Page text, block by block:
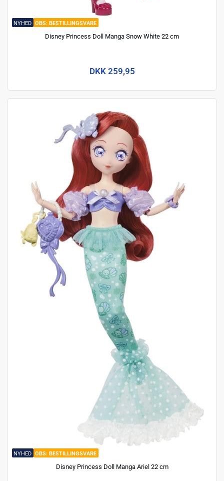
NYHED BESTILLINGSVARE
Disney Princess Doll Manga Snow White 22 cm
DKK 259,95
NYHED BESTILLINGSVARE
Disney Princess Doll Manga Ariel 22 cm